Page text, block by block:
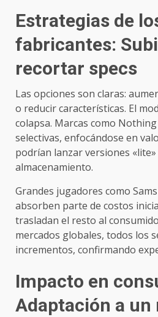
Estrategias de
fabricantes:
recortar specs
Las opciones son claras:
o reducir características. El
colapsa. Marcas como
selectivas, enfocándose en
podrían lanzar versiones
almacenamiento.
Grandes jugadores como
absorben parte de costos
trasladan el resto al
mercados globales, todos los
incrementos, confirmando
Impacto en
Adaptación a un